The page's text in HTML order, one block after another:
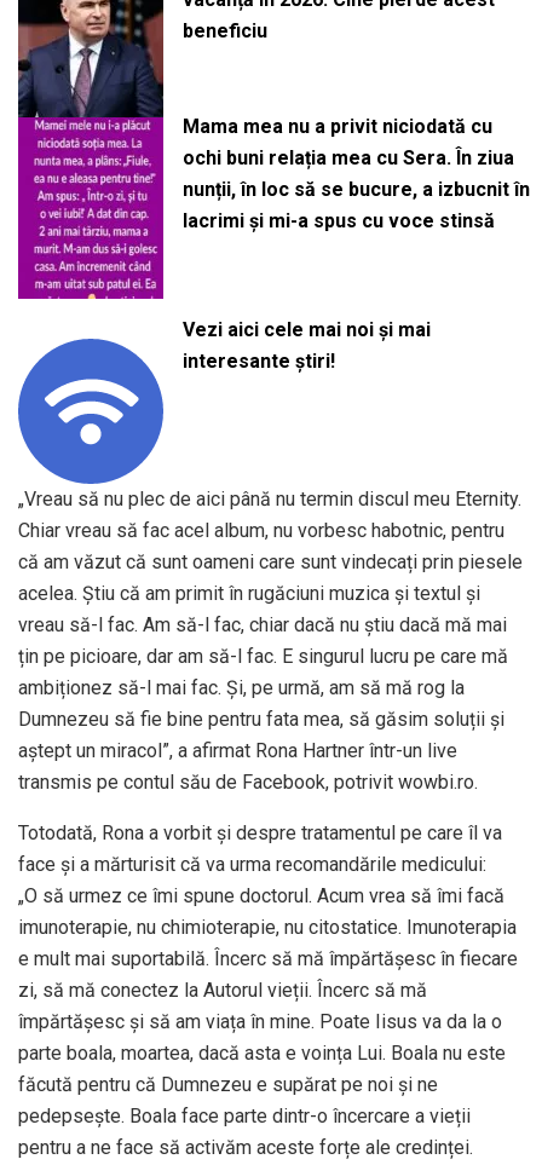
beneficiu
Mama mea nu a privit niciodată cu
ochi buni relația mea cu Sera. În ziua
nunții, în loc să se bucure, a izbucnit în
lacrimi și mi-a spus cu voce stinsă
Vezi aici cele mai noi și mai
interesante știri!
„Vreau să nu plec de aici până nu termin discul meu Eternity.
Chiar vreau să fac acel album, nu vorbesc habotnic, pentru
că am văzut că sunt oameni care sunt vindecați prin piesele
acelea. Știu că am primit în rugăciuni muzica și textul și
vreau să-l fac. Am să-l fac, chiar dacă nu știu dacă mă mai
țin pe picioare, dar am să-l fac. E singurul lucru pe care mă
ambiționez să-l mai fac. Și, pe urmă, am să mă rog la
Dumnezeu să fie bine pentru fata mea, să găsim soluții și
aștept un miracol”, a afirmat Rona Hartner într-un live
transmis pe contul său de Facebook, potrivit wowbi.ro.
Totodată, Rona a vorbit și despre tratamentul pe care îl va
face și a mărturisit că va urma recomandările medicului:
„O să urmez ce îmi spune doctorul. Acum vrea să îmi facă
imunoterapie, nu chimioterapie, nu citostatice. Imunoterapia
e mult mai suportabilă. Încerc să mă împărtășesc în fiecare
zi, să mă conectez la Autorul vieții. Încerc să mă
împărtășesc și să am viața în mine. Poate Iisus va da la o
parte boala, moartea, dacă asta e voința Lui. Boala nu este
făcută pentru că Dumnezeu e supărat pe noi și ne
pedepsește. Boala face parte dintr-o încercare a vieții
pentru a ne face să activăm aceste forțe ale credinței.